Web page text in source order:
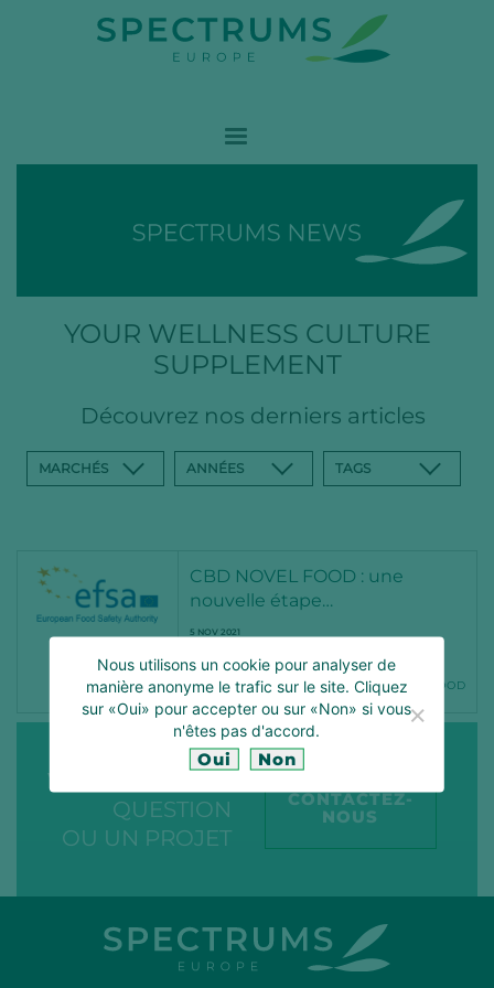
YOUR WELLNESS CULTURE
SUPPLEMENT
Découvrez nos derniers articles
MARCHÉS ANNÉES TAGS
CBD NOVEL FOOD : une
nouvelle étape…
5 NOV 2021
CBD CBDEUROPE
CBDNOVELFOOD
CBDREGLEMENTATION
VOUS AVEZ UNE
QUESTION
OU UN PROJET
CONTACTEZ-
NOUS
Nous utilisons un cookie pour analyser de
manière anonyme le trafic sur le site. Cliquez
sur «Oui» pour accepter ou sur «Non» si vous
n'êtes pas d'accord.
Oui Non